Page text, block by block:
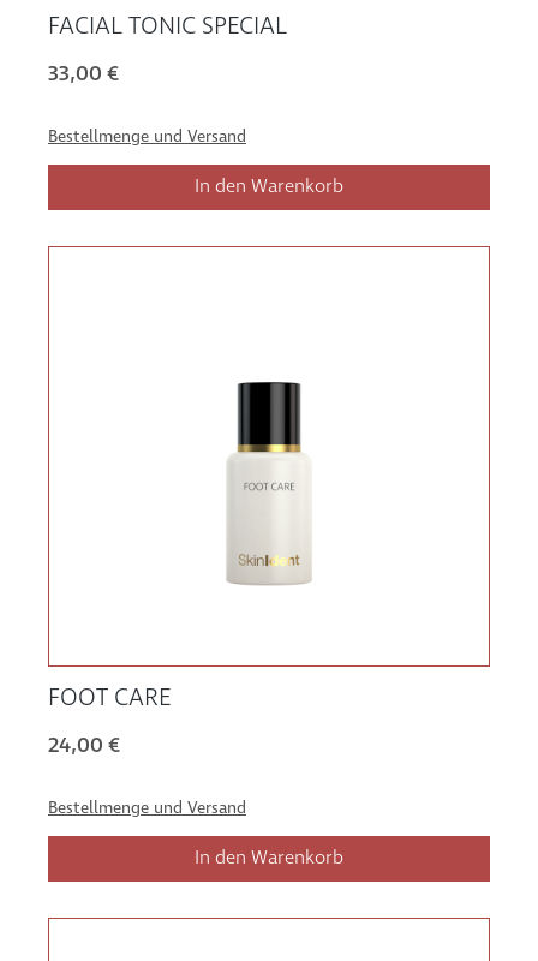
FACIAL TONIC SPECIAL
33,00 €
Bestellmenge und Versand
In den Warenkorb
FOOT CARE
24,00 €
Bestellmenge und Versand
In den Warenkorb